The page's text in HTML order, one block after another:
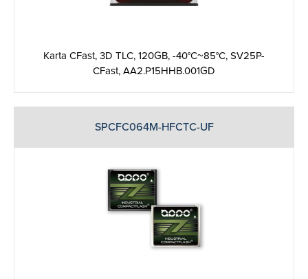
Karta CFast, 3D TLC, 120GB, -40°C~85°C, SV25P-
CFast, AA2.P15HHB.001GD
SPCFC064M-HFCTC-UF